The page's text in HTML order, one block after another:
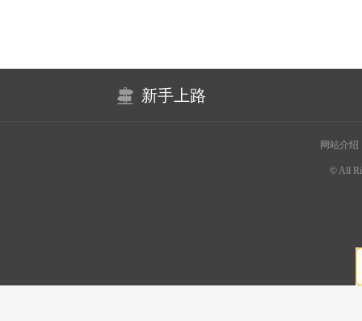
新手上路
网站介绍
© All